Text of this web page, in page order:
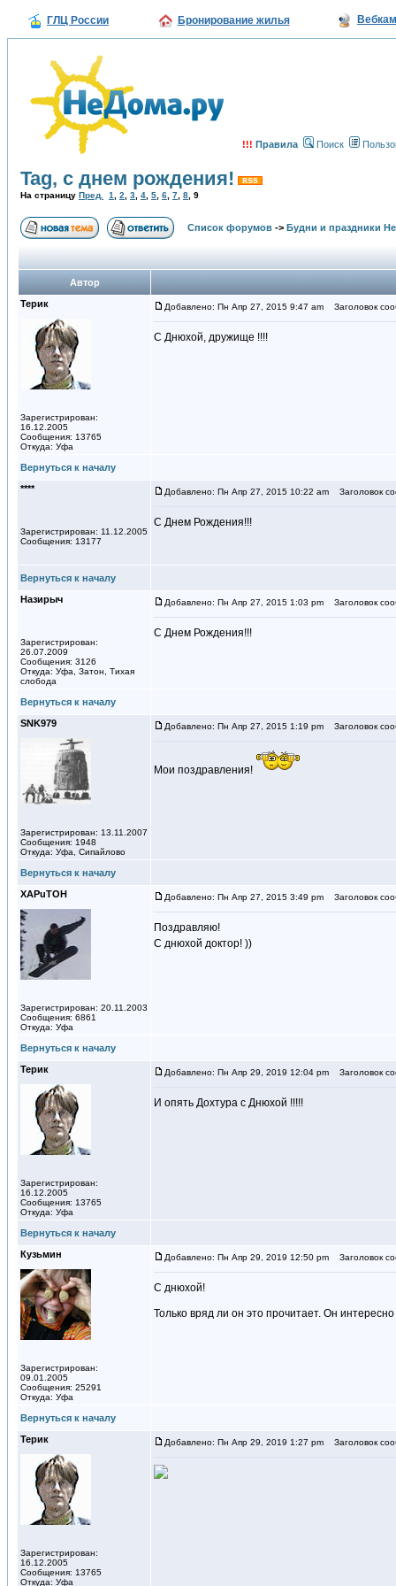
ГЛЦ России Бронирование жилья
!!! Правила Поиск
Tag, с днем рождения!
На страницу Пред. 1 2 3 4 5 6 7 8 9
Список форумов -> Будни и праздники
Автор
Терик
Зарегистрирован:
16.12.2005
Сообщения: 13765
Откуда: Уфа
Добавлено: Пн Апр 27, 2015 9:47 am Заголовок
C Днюхой, дружище !!!!
Вернуться к началу
****
Зарегистрирован: 11.12.2005
Сообщения: 13177
Добавлено: Пн Апр 27, 2015 10:22 am Заголовок
С Днем Рождения!!!
Вернуться к началу
Назирыч
Зарегистрирован:
26.07.2009
Сообщения: 3126
Откуда: Уфа, Затон, Тихая
слобода
Добавлено: Пн Апр 27, 2015 1:03 pm Заголовок
С Днем Рождения!!!
Вернуться к началу
SNK979
Зарегистрирован: 13.11.2007
Сообщения: 1948
Откуда: Уфа, Сипайлово
Добавлено: Пн Апр 27, 2015 1:19 pm Заголовок
Мои поздравления!
Вернуться к началу
XAPuTOH
Зарегистрирован: 20.11.2003
Сообщения: 6861
Откуда: Уфа
Добавлено: Пн Апр 27, 2015 3:49 pm Заголовок
Поздравляю!
С днюхой доктор! ))
Вернуться к началу
Терик
Зарегистрирован:
16.12.2005
Сообщения: 13765
Откуда: Уфа
Добавлено: Пн Апр 29, 2019 12:04 pm Заголовок
И опять Дохтура с Днюхой !!!!!
Вернуться к началу
Кузьмин
Зарегистрирован:
09.01.2005
Сообщения: 25291
Откуда: Уфа
Добавлено: Пн Апр 29, 2019 12:50 pm Заголовок
С днюхой!
Только вряд ли он это прочитает. Он
Вернуться к началу
Терик
Зарегистрирован:
16.12.2005
Сообщения: 13765
Откуда: Уфа
Добавлено: Пн Апр 29, 2019 1:27 pm Заголовок